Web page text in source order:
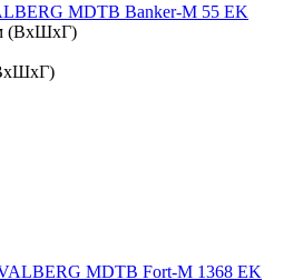
MDTB Banker-M 55 EK
(ВхШхГ)